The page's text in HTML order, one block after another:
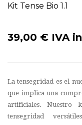
Kit Tense Bio 1.1
39,00 € IVA
La tensegridad es el
que implica una
artificiales. Nuestro
tensegridad